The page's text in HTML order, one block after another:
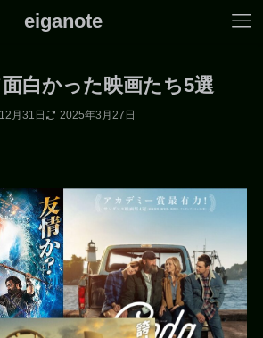
eiganote
白かった映画たち5選
月31日 2025年3月27日